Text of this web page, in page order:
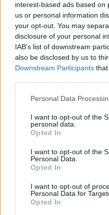
interest-based ads based on
us or personal information
your opt-out. You may
disclosure of your personal
IAB’s list of downstream
also be disclosed by us to
Downstream Participants
Personal Data
I want to opt-out of the
personal data.
Opted In
I want to opt-out of the
Personal Data.
Opted In
I want to opt-out of
Personal Data for
Opted In
PUSL (D. Voiculescu)
PNȚCD (Pavelescu)
PNCR (Terheș)
Partidul Patrioților
FAR (Coarnă)
România pe Primul Loc
Altul
Arhiva sondajelor